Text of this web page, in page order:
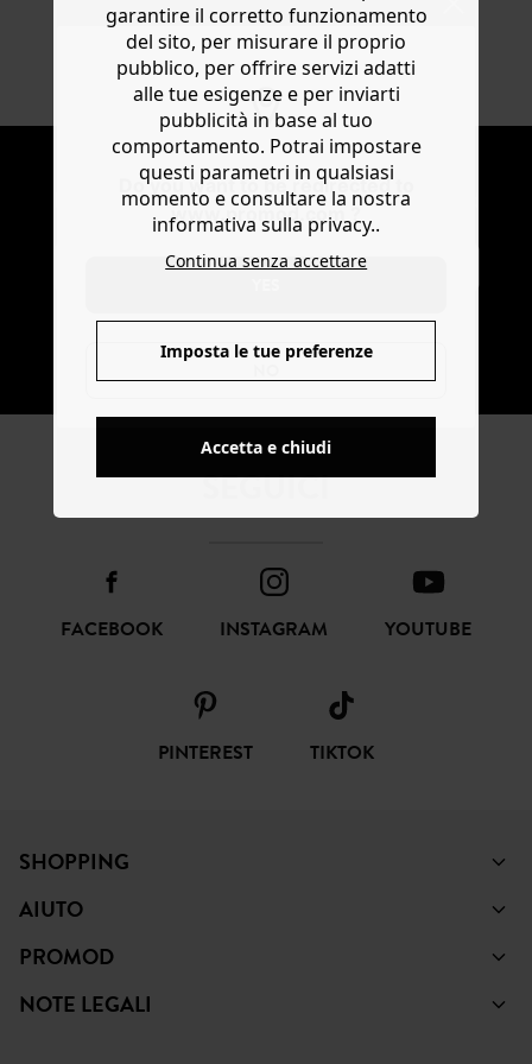
Do you want to be redirected to
www.promod.com ?
PAGAMENTO SICURO
Visa, PayPal, Apple Pay
NEWSLETTER
Ricevi notizie sulla moda e offerte promod
SOTTOSCRIVI
SEGUICI
FACEBOOK INSTAGRAM YOUTUBE
PINTEREST TIKTOK
SHOPPING
AIUTO
PROMOD
NOTE LEGALI
garantire il corretto funzionamento
del sito, per misurare il proprio
pubblico, per offrire servizi adatti
alle tue esigenze e per inviarti
pubblicità in base al tuo
comportamento. Potrai impostare
questi parametri in qualsiasi
momento e consultare la nostra
informativa sulla privacy..
Continua senza accettare
Imposta le tue preferenze
Accetta e chiudi